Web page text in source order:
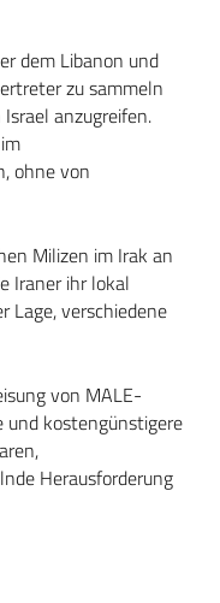
dem Libanon und
zu sammeln
anzugreifen.
ohne von
Milizen im Irak an
Iraner ihr lokal
Lage, verschiedene
von MALE-
und kostengünstigere
Herausforderung